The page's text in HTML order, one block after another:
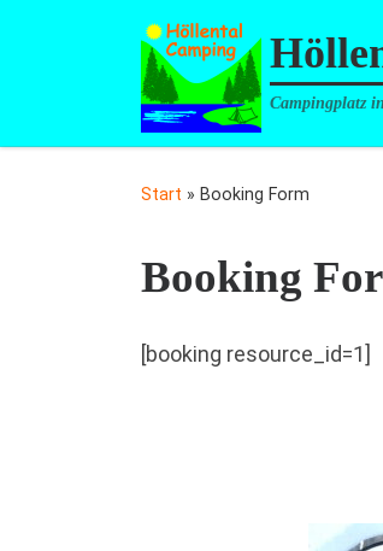
Zum Inhalt springen
Campingplatz
Start » Booking Form
Booking
[booking resource_id=1]